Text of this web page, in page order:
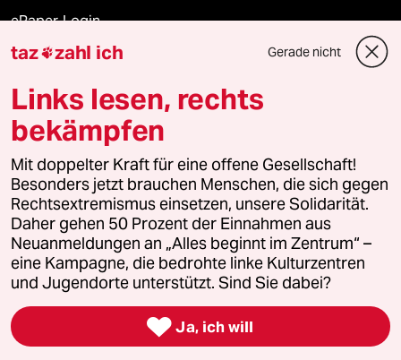
ePaper Login
Downloads für Abonnierende
© 2026 taz Verlags und Vertriebs GmbH
Alle Rechte vorbehalten. Bei rechtlichen Fragen oder für Genehmigungen
wenden Sie sich bitte an lizenzen@taz.de
Feedback Redaktionsstatut Kommune-Richtlinien
Leitlinie Informant Datenschutz Impressum AGB
Seitenwende Einwilligungen widerrufen (Ads)
taz zahl ich Gerade nicht
Links lesen, rechts
bekämpfen
Mit doppelter Kraft für eine offene Gesellschaft!
Besonders jetzt brauchen Menschen, die sich gegen
Rechtsextremismus einsetzen, unsere Solidarität.
Daher gehen 50 Prozent der Einnahmen aus
Neuanmeldungen an „Alles beginnt im Zentrum“ –
eine Kampagne, die bedrohte linke Kulturzentren
und Jugendorte unterstützt. Sind Sie dabei?
 Ja, ich will